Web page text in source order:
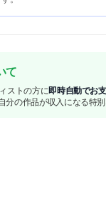
て
ストの方に即時自動でお
分の作品が収入になる特